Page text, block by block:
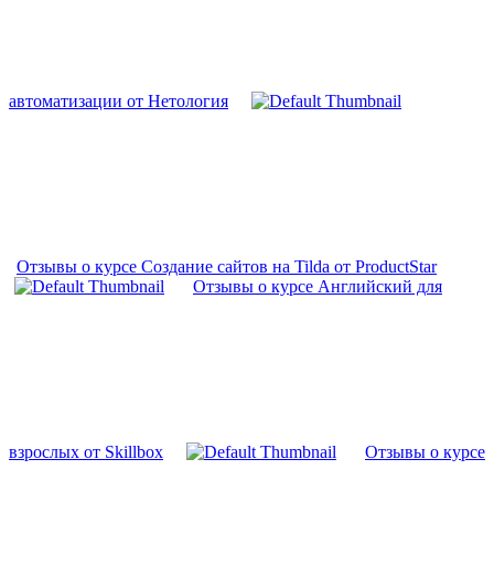
автоматизации от Нетология
Отзывы о курсе Создание сайтов на Tilda от ProductStar
Отзывы о курсе Английский для
взрослых от Skillbox Отзывы о курсе